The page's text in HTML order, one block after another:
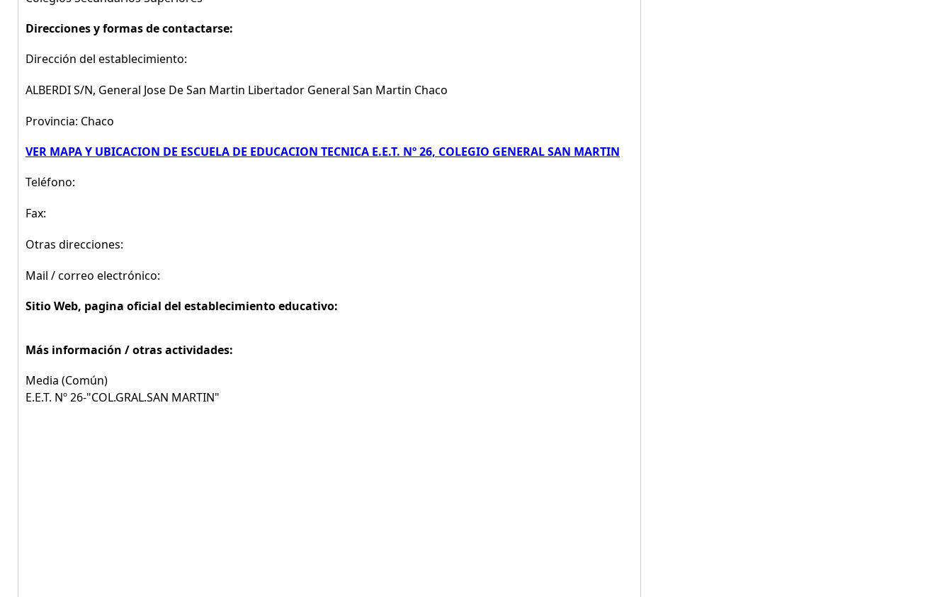
Direcciones y formas de contactarse:
Dirección del establecimiento:
ALBERDI S/N, General Jose De San Martin Libertador General San Martin Chaco
Provincia: Chaco
VER MAPA Y UBICACION DE ESCUELA DE EDUCACION TECNICA E.E.T. Nº 26, COLEGIO GENERAL SAN MARTIN
Teléfono:
Fax:
Otras direcciones:
Mail / correo electrónico:
Sitio Web, pagina oficial del establecimiento educativo:
Más información / otras actividades:
Media (Común)
E.E.T. Nº 26-"COL.GRAL.SAN MARTIN"